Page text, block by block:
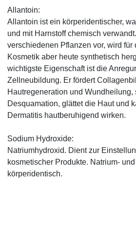
Allantoin:
Allantoin ist ein körperidentischer,
und mit Harnstoff chemisch
verschiedenen Pflanzen vor, wird für
Kosmetik aber heute synthetisch
wichtigste Eigenschaft ist die
Zellneubildung. Er fördert
Hautregeneration und Wundheilung,
Desquamation, glättet die Haut und
Dermatitis hautberuhigend wirken.
Sodium Hydroxide:
Natriumhydroxid. Dient zur
kosmetischer Produkte. Natrium-
körperidentisch.